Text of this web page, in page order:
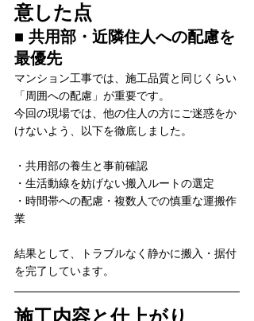
意した点
■ 共用部・近隣住人への配慮を
最優先
マンション工事では、施工品質と同じくらい
「周囲への配慮」が重要です。
今回の現場では、他の住人の方にご迷惑をか
けないよう、以下を徹底しました。
・共用部の養生と事前確認
・生活動線を妨げない搬入ルートの選定
・時間帯への配慮・複数人での慎重な運搬作
業
結果として、トラブルなく静かに搬入・据付
を完了しています。
施工内容と仕上がり